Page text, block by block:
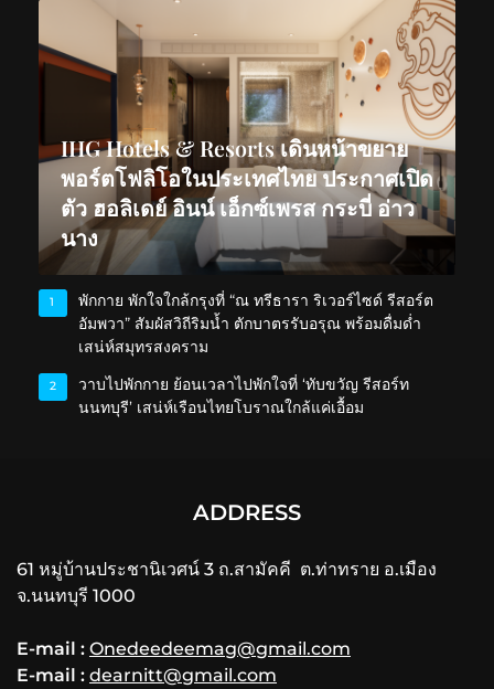
IHG Hotels & Resorts เดินหน้าขยาย
พอร์ตโฟลิโอในประเทศไทย ประกาศเปิด
ตัว ฮอลิเดย์ อินน์ เอ็กซ์เพรส กระบี่ อ่าว
นาง
1
พักกาย พักใจใกล้กรุงที่ “ณ ทรีธารา ริเวอร์ไซด์ รีสอร์ต
อัมพวา” สัมผัสวิถีริมน้ำ ตักบาตรรับอรุณ พร้อมดื่มด่ำ
เสน่ห์สมุทรสงคราม
2
วาบไปพักกาย ย้อนเวลาไปพักใจที่ ‘ทับขวัญ รีสอร์ท
นนทบุรี’ เสน่ห์เรือนไทยโบราณใกล้แค่เอื้อม
ADDRESS
61 หมู่บ้านประชานิเวศน์ 3 ถ.สามัคคี ต.ท่าทราย อ.เมือง
จ.นนทบุรี 1000
E-mail : Onedeedeemag@gmail.com
E-mail : dearnitt@gmail.com